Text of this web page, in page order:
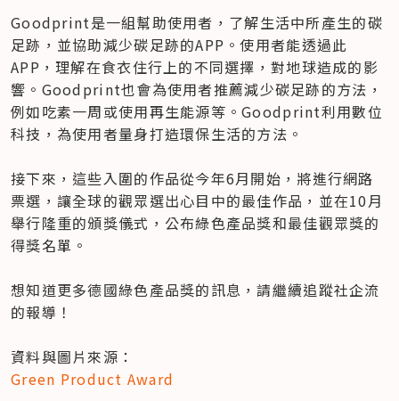
Goodprint是一組幫助使用者，了解生活中所產生的碳
足跡，並協助減少碳足跡的APP。使用者能透過此
APP，理解在食衣住行上的不同選擇，對地球造成的影
響。Goodprint也會為使用者推薦減少碳足跡的方法，
例如吃素一周或使用再生能源等。Goodprint利用數位
科技，為使用者量身打造環保生活的方法。
接下來，這些入圍的作品從今年6月開始，將進行網路
票選，讓全球的觀眾選出心目中的最佳作品，並在10月
舉行隆重的頒獎儀式，公布綠色產品獎和最佳觀眾獎的
得獎名單。
想知道更多德國綠色產品獎的訊息，請繼續追蹤社企流
的報導！
Green Product Award